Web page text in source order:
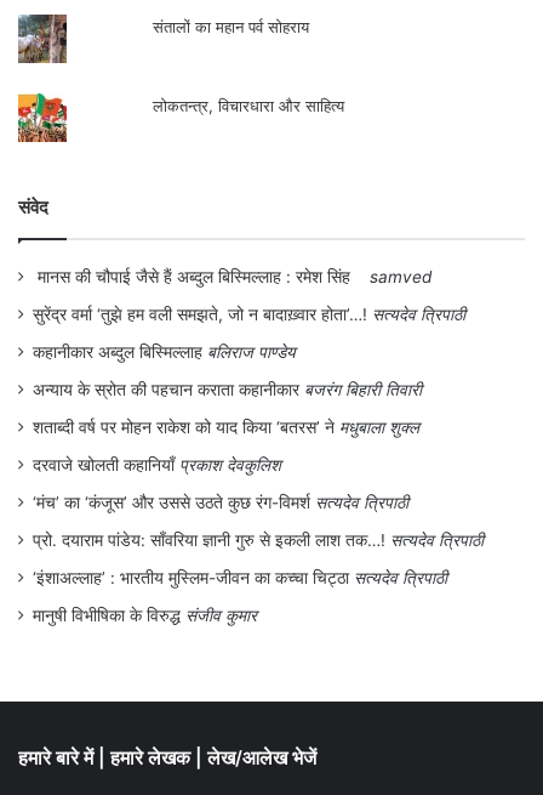
संतालों का महान पर्व सोहराय
लोकतन्त्र, विचारधारा और साहित्य
संवेद
मानस की चौपाई जैसे हैं अब्दुल बिस्मिल्लाह : रमेश सिंह
samved
सुरेंद्र वर्मा ‘तुझे हम वली समझते, जो न बादाख़्वार होता’…! सत्यदेव त्रिपाठी
कहानीकार अब्दुल बिस्मिल्लाह बलिराज पाण्डेय
अन्याय के स्रोत की पहचान कराता कहानीकार बजरंग बिहारी तिवारी
शताब्दी वर्ष पर मोहन राकेश को याद किया ‘बतरस’ ने मधुबाला शुक्ल
दरवाजे खोलती कहानियाँ प्रकाश देवकुलिश
‘मंच’ का ‘कंजूस’ और उससे उठते कुछ रंग-विमर्श सत्यदेव त्रिपाठी
प्रो. दयाराम पांडेय: साँवरिया ज्ञानी गुरु से इकली लाश तक…! सत्यदेव त्रिपाठी
‘इंशाअल्लाह’ : भारतीय मुस्लिम-जीवन का कच्चा चिट्ठा सत्यदेव त्रिपाठी
मानुषी विभीषिका के विरुद्ध संजीव कुमार
हमारे बारे में हमारे लेखक लेख/आलेख भेजें